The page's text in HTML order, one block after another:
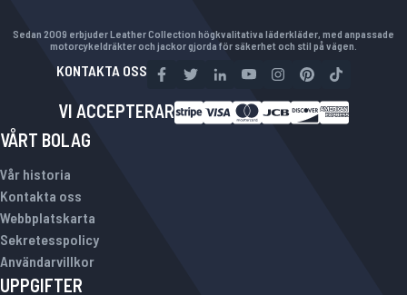
Sedan 2009 erbjuder Leather Collection högkvalitativa läderkläder, med anpassade
motorcykeldräkter och jackor gjorda för säkerhet och stil på vägen.
KONTAKTA OSS
VI ACCEPTERAR
VÅRT BOLAG
Vår historia
Kontakta oss
Webbplatskarta
Sekretesspolicy
Användarvillkor
UPPGIFTER